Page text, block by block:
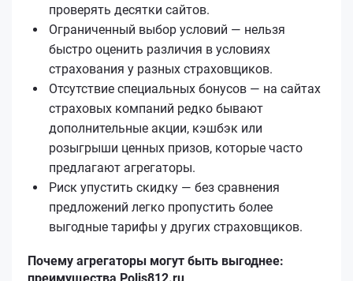
проверять десятки сайтов.
Ограниченный выбор условий — нельзя
быстро оценить различия в условиях
страхования у разных страховщиков.
Отсутствие специальных бонусов — на сайтах
страховых компаний редко бывают
дополнительные акции, кэшбэк или
розыгрыши ценных призов, которые часто
предлагают агрегаторы.
Риск упустить скидку — без сравнения
предложений легко пропустить более
выгодные тарифы у других страховщиков.
Почему агрегаторы могут быть выгоднее: